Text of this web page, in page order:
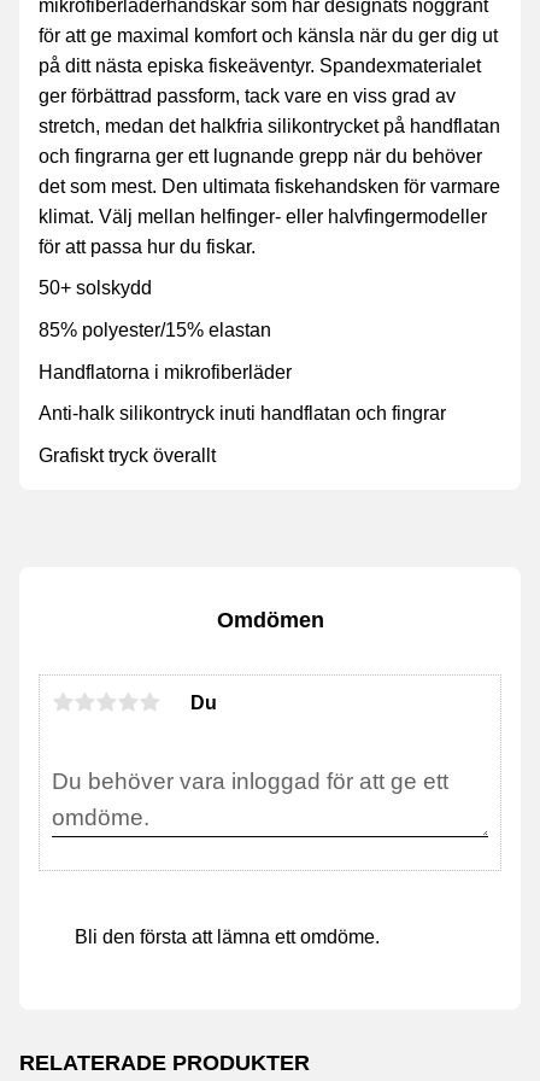
mikrofiberläderhandskar som har designats noggrant
för att ge maximal komfort och känsla när du ger dig ut
på ditt nästa episka fiskeäventyr. Spandexmaterialet
ger förbättrad passform, tack vare en viss grad av
stretch, medan det halkfria silikontrycket på handflatan
och fingrarna ger ett lugnande grepp när du behöver
det som mest. Den ultimata fiskehandsken för varmare
klimat. Välj mellan helfinger- eller halvfingermodeller
för att passa hur du fiskar.
50+ solskydd
85% polyester/15% elastan
Handflatorna i mikrofiberläder
Anti-halk silikontryck inuti handflatan och fingrar
Grafiskt tryck överallt
Omdömen
Du
Bli den första att lämna ett omdöme.
RELATERADE PRODUKTER